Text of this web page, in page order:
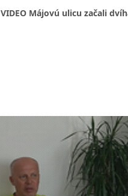
VIDEO Májovú ulicu začali